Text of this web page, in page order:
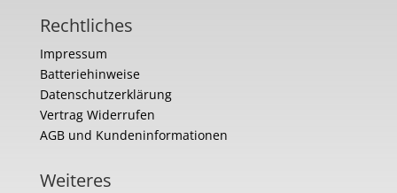
Rechtliches
Impressum
Batteriehinweise
Datenschutzerklärung
Vertrag Widerrufen
AGB und Kundeninformationen
Weiteres